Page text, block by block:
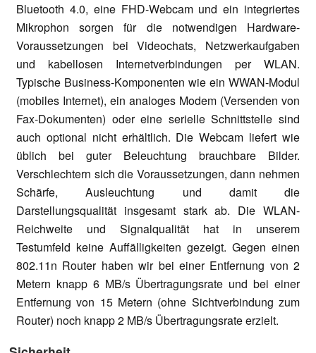
Bluetooth 4.0, eine FHD-Webcam und ein integriertes
Mikrophon sorgen für die notwendigen Hardware-
Voraussetzungen bei Videochats, Netzwerkaufgaben
und kabellosen Internetverbindungen per WLAN.
Typische Business-Komponenten wie ein WWAN-Modul
(mobiles Internet), ein analoges Modem (Versenden von
Fax-Dokumenten) oder eine serielle Schnittstelle sind
auch optional nicht erhältlich. Die Webcam liefert wie
üblich bei guter Beleuchtung brauchbare Bilder.
Verschlechtern sich die Voraussetzungen, dann nehmen
Schärfe, Ausleuchtung und damit die
Darstellungsqualität insgesamt stark ab. Die WLAN-
Reichweite und Signalqualität hat in unserem
Testumfeld keine Auffälligkeiten gezeigt. Gegen einen
802.11n Router haben wir bei einer Entfernung von 2
Metern knapp 6 MB/s Übertragungsrate und bei einer
Entfernung von 15 Metern (ohne Sichtverbindung zum
Router) noch knapp 2 MB/s Übertragungsrate erzielt.